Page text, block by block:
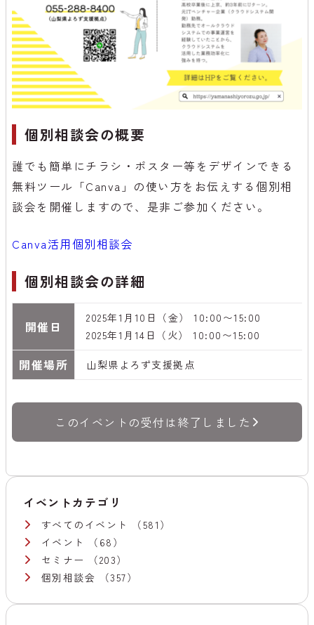
個別相談会の概要
誰でも簡単にチラシ・ポスター等をデザインできる
無料ツール「Canva」の使い方をお伝えする個別相
談会を開催しますので、是非ご参加ください。
Canva活用個別相談会
個別相談会の詳細
開催日
2025年1月10日（金） 10:00〜15:00
2025年1月14日（火） 10:00〜15:00
開催場所 山梨県よろず支援拠点
このイベントの受付は終了しました
イベントカテゴリ
すべてのイベント
（581）
イベント
（68）
セミナー
（203）
個別相談会
（357）